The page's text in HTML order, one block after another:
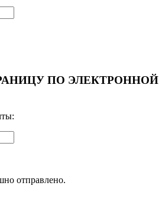
ПО ЭЛЕКТРОННОЙ
отправлено.